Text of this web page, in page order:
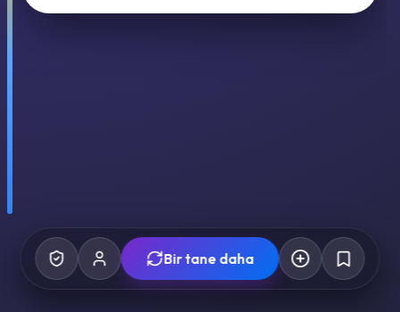
Bir tane daha